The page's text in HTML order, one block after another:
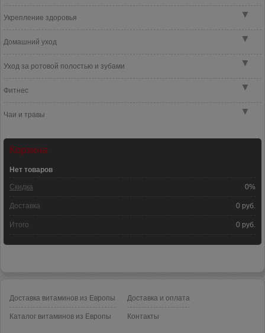
▼
Укрепление здоровья
▼
Домашний уход
▼
Уход за ротовой полостью и зубами
▼
Фитнес
▼
Чаи и травы
Корзина
Нет товаров
Скидка 0%
Доставка 0 руб.
Итого 0 руб.
Доставка витаминов из Европы
Каталог витаминов из Европы
Доставка и оплата
Контакты